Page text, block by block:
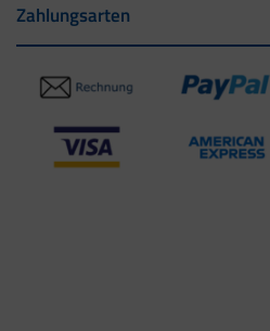
Zahlungsarten